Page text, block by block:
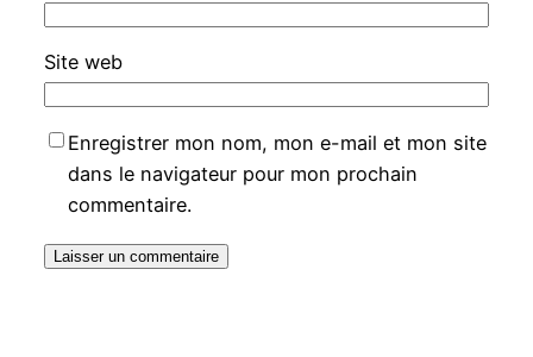
Site web
Enregistrer mon nom, mon e-mail et mon site
dans le navigateur pour mon prochain
commentaire.